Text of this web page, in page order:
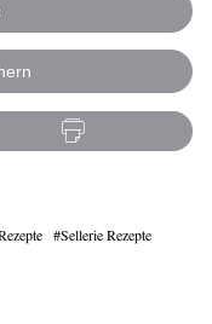
Sellerie Rezepte